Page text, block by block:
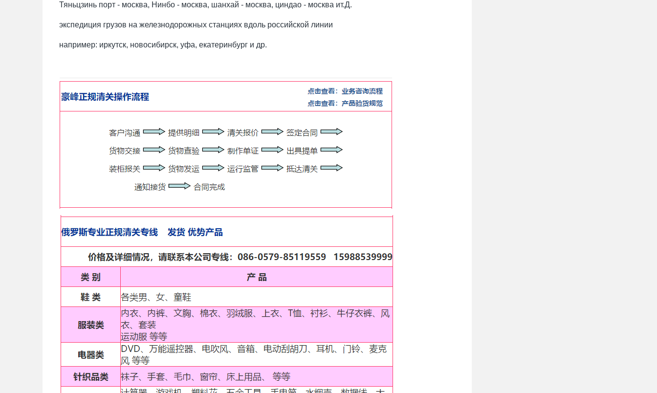
Тяньцзинь порт - москва, Нинбо - москва, шанхай - москва, циндао - москва ит.Д.
экспедиция грузов на железнодорожных станциях вдоль российской линии
например: иркутск, новосибирск, уфа, екатеринбург и др.